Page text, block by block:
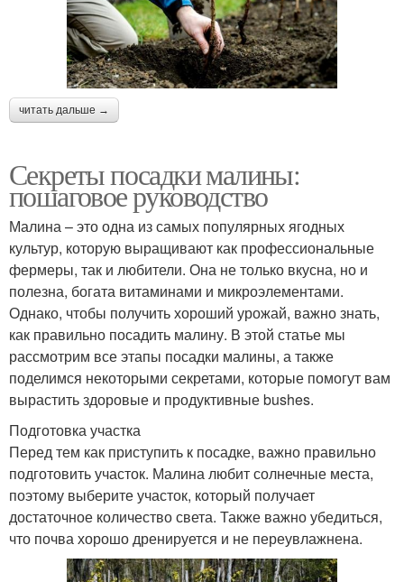
читать дальше →
Секреты посадки малины:
пошаговое руководство
Малина – это одна из самых популярных ягодных
культур, которую выращивают как профессиональные
фермеры, так и любители. Она не только вкусна, но и
полезна, богата витаминами и микроэлементами.
Однако, чтобы получить хороший урожай, важно знать,
как правильно посадить малину. В этой статье мы
рассмотрим все этапы посадки малины, а также
поделимся некоторыми секретами, которые помогут вам
вырастить здоровые и продуктивные bushes.
Подготовка участка
Перед тем как приступить к посадке, важно правильно
подготовить участок. Малина любит солнечные места,
поэтому выберите участок, который получает
достаточное количество света. Также важно убедиться,
что почва хорошо дренируется и не переувлажнена.